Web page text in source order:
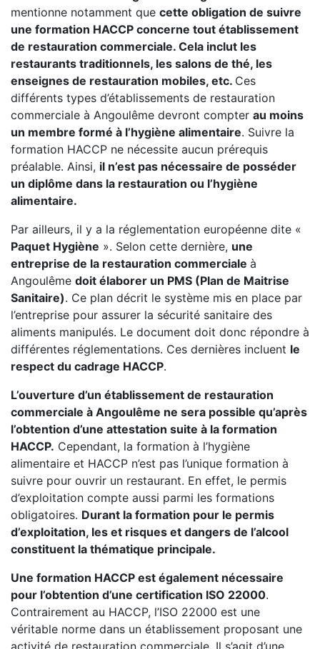
mentionne notamment que cette obligation de suivre
une formation HACCP concerne tout établissement
de restauration commerciale. Cela inclut les
restaurants traditionnels, les salons de thé, les
enseignes de restauration mobiles, etc. Ces
différents types d’établissements de restauration
commerciale à Angoulême devront compter au moins
un membre formé à l’hygiène alimentaire. Suivre la
formation HACCP ne nécessite aucun prérequis
préalable. Ainsi, il n’est pas nécessaire de posséder
un diplôme dans la restauration ou l’hygiène
alimentaire.
Par ailleurs, il y a la réglementation européenne dite «
Paquet Hygiène ». Selon cette dernière, une
entreprise de la restauration commerciale à
Angoulême doit élaborer un PMS (Plan de Maitrise
Sanitaire). Ce plan décrit le système mis en place par
l’entreprise pour assurer la sécurité sanitaire des
aliments manipulés. Le document doit donc répondre à
différentes réglementations. Ces dernières incluent le
respect du cadrage HACCP.
L’ouverture d’un établissement de restauration
commerciale à Angoulême ne sera possible qu’après
l’obtention d’une attestation suite à la formation
HACCP. Cependant, la formation à l’hygiène
alimentaire et HACCP n’est pas l’unique formation à
suivre pour ouvrir un restaurant. En effet, le permis
d’exploitation compte aussi parmi les formations
obligatoires. Durant la formation pour le permis
d’exploitation, les et risques et dangers de l’alcool
constituent la thématique principale.
Une formation HACCP est également nécessaire
pour l’obtention d’une certification ISO 22000.
Contrairement au HACCP, l’ISO 22000 est une
véritable norme dans un établissement proposant une
activité de restauration commerciale. Il s’agit d’une